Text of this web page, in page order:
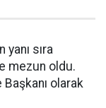
yanı sıra
mezun oldu.
olarak